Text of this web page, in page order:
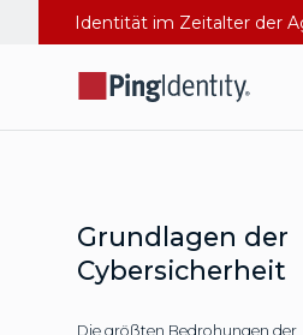
Identität im Zeitalter der
Grundlagen der
Cybersicherheit
Die größten Bedrohungen der